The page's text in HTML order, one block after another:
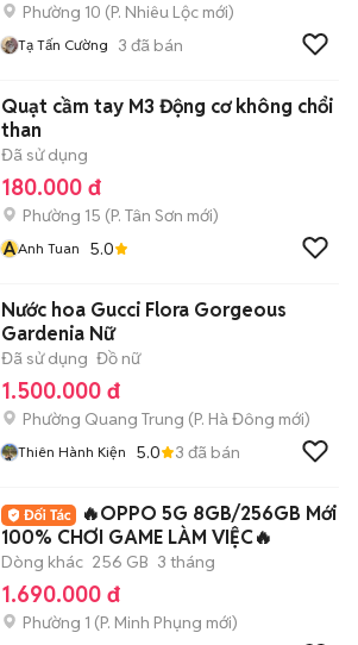
Phường 10 (P. Nhiêu Lộc mới)
Tạ Tấn Cường 3 đã bán
Quạt cầm tay M3 Động cơ không chổi
than
Đã sử dụng
180.000 đ
Phường 15 (P. Tân Sơn mới)
AAnh Tuan 5.0
Nước hoa Gucci Flora Gorgeous
Gardenia Nữ
Đã sử dụng Đồ nữ
1.500.000 đ
Phường Quang Trung (P. Hà Đông mới)
Thiên Hành Kiện 5.0 3 đã bán
🔥OPPO 5G 8GB/256GB Mới
100% CHƠI GAME LÀM VIỆC🔥
Dòng khác 256 GB 3 tháng
1.690.000 đ
Phường 1 (P. Minh Phụng mới)